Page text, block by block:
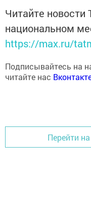
Читайте новости
национальном
https://max.ru/
Подписывайтесь на
читайте нас
Перейти